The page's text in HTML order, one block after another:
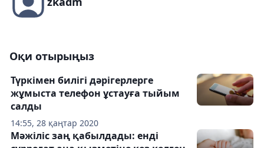
Оқи отырыңыз
14:55, 28 қаңтар 2020
Түркімен билігі дәрігерлерге
жұмыста телефон ұстауға тыйым
салды
Мәжіліс заң қабылдады: енді